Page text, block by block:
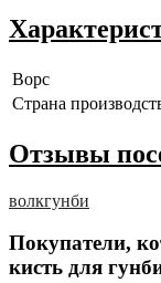
Ворс
Страна
Отзывы
волкгунби
Покупатели,
кисть для